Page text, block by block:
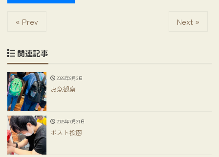
« Prev Next »
関連記事
2026年8月3日
お魚観察
2026年7月31日
ポスト投函